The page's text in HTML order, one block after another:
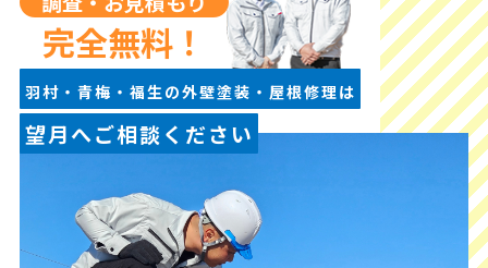
完全無料！
羽村・青梅・福生の外壁塗装・屋根修理は
望月へご相談ください